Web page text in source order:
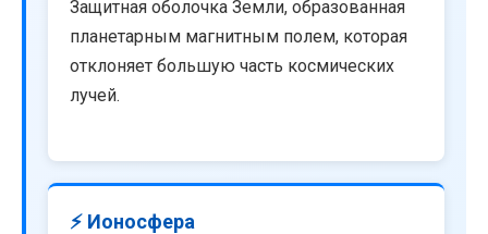
Защитная оболочка Земли, образованная
планетарным магнитным полем, которая
отклоняет большую часть космических
лучей.
⚡ Ионосфера